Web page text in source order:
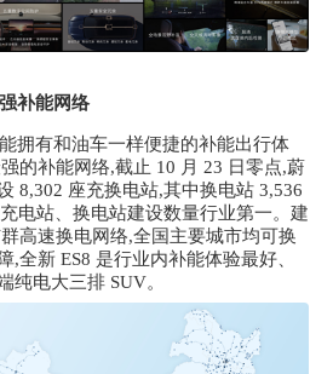
补能网络
拥有和油车一样便捷的补能出行体
的补能网络,截止 10 月 23 日零点,蔚
8,302 座充换电站,其中换电站 3,536
电站、换电站建设数量行业第一。建
高速换电网络,全国主要城市均可换
,全新 ES8 是行业内补能体验最好、
纯电大三排 SUV。